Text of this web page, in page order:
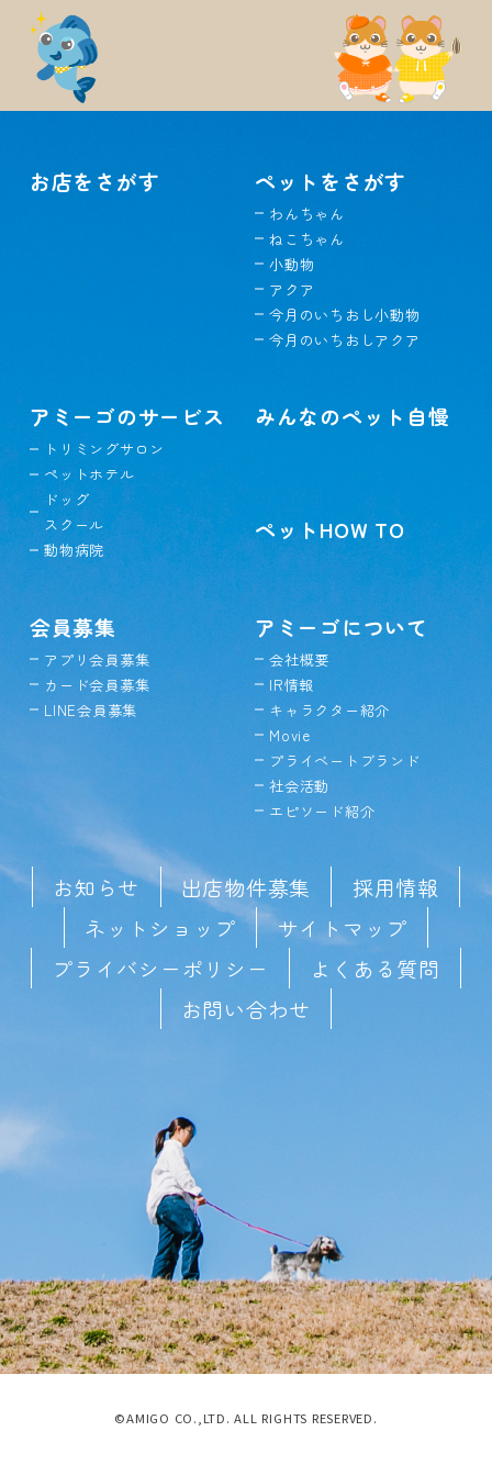
お店をさがす ペットをさがす
わんちゃん
ねこちゃん
小動物
アクア
今月のいちおし小動物
今月のいちおしアクア
アミーゴのサービス
トリミングサロン
ペットホテル
ドッグ
スクール
動物病院
みんなのペット自慢
ペットHOW TO
会員募集
アプリ会員募集
カード会員募集
LINE会員募集
アミーゴについて
会社概要
IR情報
キャラクター紹介
Movie
プライベートブランド
社会活動
エピソード紹介
お知らせ 出店物件募集
採用情報
ネットショップ
サイトマップ
プライバシーポリシー
よくある質問
お問い合わせ
©AMIGO CO.,LTD. ALL RIGHTS RESERVED.